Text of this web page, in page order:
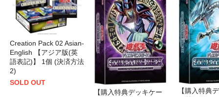
Creation Pack 02 Asian-
English 【アジア版(英
語表記)】 1個 (決済方法
2)
SOLD OUT
【購入特典デッキケー
【購入特典